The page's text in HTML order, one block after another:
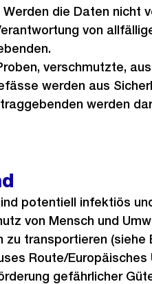
die Daten nicht
von
verschmutzte,
werden aus
werden
potentiell infektiös
von Mensch und
zu transportieren (siehe
Route/
gefährlicher